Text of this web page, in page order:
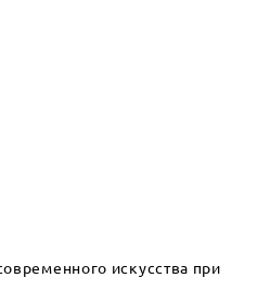
искусства при